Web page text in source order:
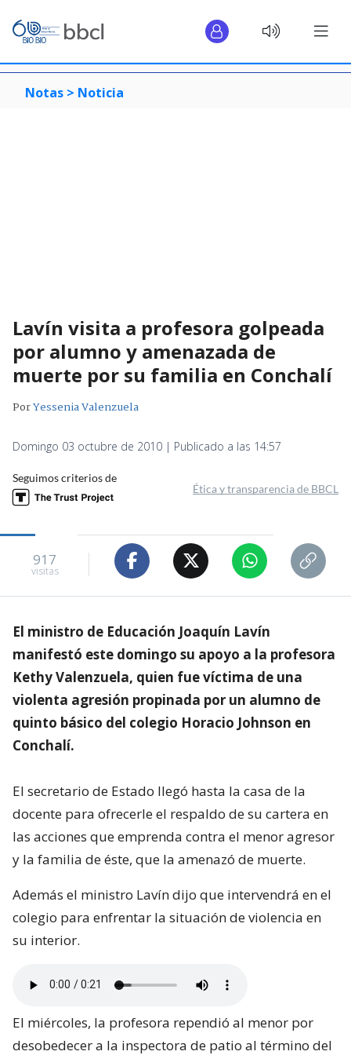
Notas > Noticia
Lavín visita a profesora golpeada
por alumno y amenazada de
muerte por su familia en Conchalí
PorYessenia Valenzuela
Domingo 03 octubre de 2010 | Publicado a las 14:57
Seguimos criterios de
Ética y transparencia de BBCL
917
visitas
El ministro de Educación Joaquín Lavín
manifestó este domingo su apoyo a la profesora
Kethy Valenzuela, quien fue víctima de una
violenta agresión propinada por un alumno de
quinto básico del colegio Horacio Johnson en
Conchalí.
El secretario de Estado llegó hasta la casa de la
docente para ofrecerle el respaldo de su cartera en
las acciones que emprenda contra el menor agresor
y la familia de éste, que la amenazó de muerte.
Además el ministro Lavín dijo que intervendrá en el
colegio para enfrentar la situación de violencia en
su interior.
El miércoles, la profesora rependió al menor por
desobedecer a la inspectora de patio al término del